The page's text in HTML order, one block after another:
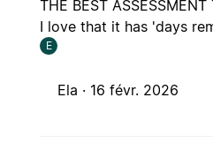
THE BEST ASSESSMENT
I love that it has 'days
E
Ela · 16 févr. 2026